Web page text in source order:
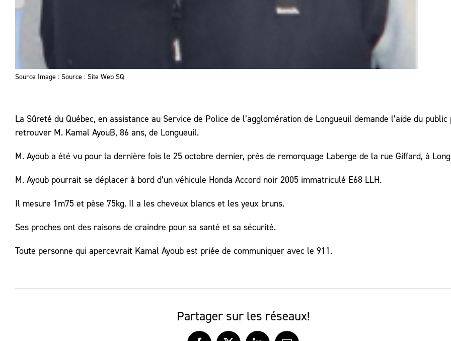
Source Image : Source : Site Web SQ
La Sûreté du Québec, en assistance au Service de Police de l’agglomération de Longueuil demande l’aide du public
retrouver M. Kamal AyouB, 86 ans, de Longueuil.
M. Ayoub a été vu pour la dernière fois le 25 octobre dernier, près de remorquage Laberge de la rue Giffard, à
M. Ayoub pourrait se déplacer à bord d’un véhicule Honda Accord noir 2005 immatriculé E68 LLH.
Il mesure 1m75 et pèse 75kg. Il a les cheveux blancs et les yeux bruns.
Ses proches ont des raisons de craindre pour sa santé et sa sécurité.
Toute personne qui apercevrait Kamal Ayoub est priée de communiquer avec le 911.
Partager sur les réseaux!